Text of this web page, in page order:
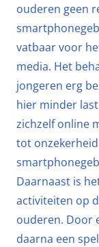
ouderen geen
vatbaar voor
media. Het
jongeren erg
hier minder
zichzelf online
tot
Daarnaast is
activiteiten op
ouderen. Door
daarna een